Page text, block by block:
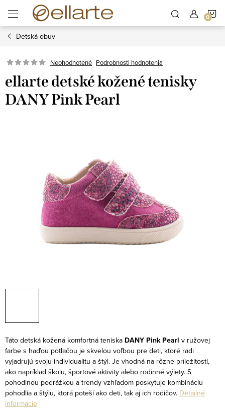
obsah
Detská obuv
Neohodnotené Podrobnosti hodnotenia
ellarte detské kožené tenisky
DANY Pink Pearl
Táto detská kožená komfortná teniska DANY Pink Pearl v ružovej
farbe s haďou potlačou je skvelou voľbou pre deti, ktoré radi
vyjadrujú svoju individualitu a štýl. Je vhodná na rôzne príležitosti,
ako napríklad školu, športové aktivity alebo rodinné výlety. S
pohodlnou podrážkou a trendy vzhľadom poskytuje kombináciu
pohodlia a štýlu, ktorá poteší ako deti, tak aj ich rodičov. Detailné
informácie